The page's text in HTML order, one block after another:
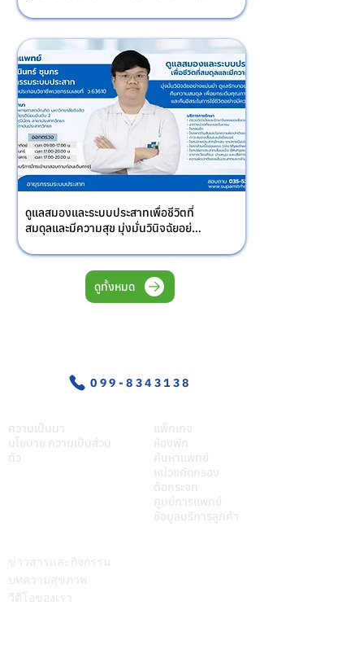
รพ.สต.โพธิ์พระยา อำเภอเมือง จังหวัด
สุพรรณบุรี
ดูแลสมองและระบบประสาทเพื่อชีวิตที่
สมดุลและมีความสุข มุ่งมั่นวินิจฉัยอย่าง
ความ สมดุล เพื่อยกระดับคุณภาพชีวิต
และคืนอิสระ ในการใช้ชีวิต อย่างมีความ
สุข โดย นพ.ธานินทร ชุมภร สาขาอายุร
กรรมระบบประสาท
ดูทั้งหมด
099-8343138
ความเป็นมา
นโยบาย ความเป็นส่วน
ตัว
แพ็กเกจ
ห้องพัก
ค้นหาแพทย์
หน่วยคัดกรอง
ต้อกระจก
ศูนย์การแพทย์
ข้อมูลบริการลูกค้า
ข่าวสารและกิจกรรม
บทความสุขภาพ
วีดีโอของเรา